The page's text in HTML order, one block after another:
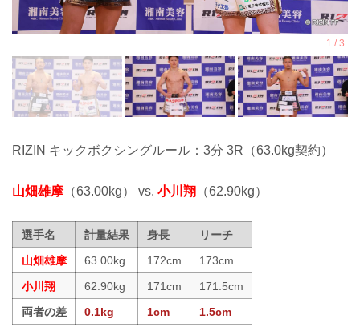
RIZIN キックボクシングルール：3分 3R（63.0kg契約）
山畑雄摩 （63.00kg） vs. 小川翔 （62.90kg）
選手名 計量結果 身長
リーチ
山畑雄摩
63.00kg 172cm
173cm
小川翔
62.90kg 171cm
171.5cm
両者の差
0.1kg 1cm 1.5cm